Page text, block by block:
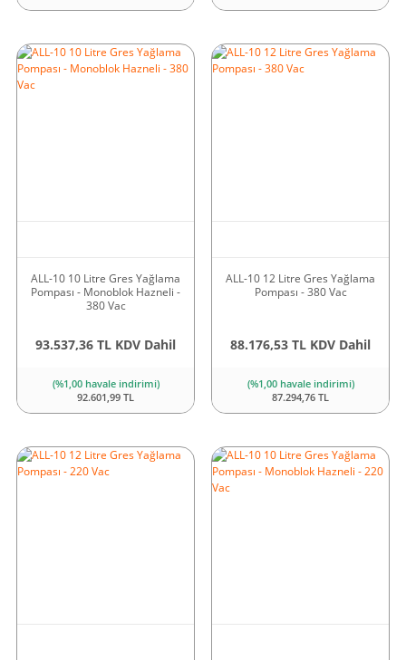
ALL-10 10 Litre Gres Yağlama
Pompası - Monoblok Hazneli -
380 Vac
93.537,36 TL KDV Dahil
(%1,00 havale indirimi)
92.601,99 TL
ALL-10 12 Litre Gres Yağlama
Pompası - 380 Vac
88.176,53 TL KDV Dahil
(%1,00 havale indirimi)
87.294,76 TL